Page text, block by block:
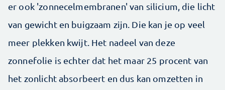
er ook 'zonnecelmembranen' van silicium, die licht
van gewicht en buigzaam zijn. Die kan je op veel
meer plekken kwijt. Het nadeel van deze
zonnefolie is echter dat het maar 25 procent van
het zonlicht absorbeert en dus kan omzetten in